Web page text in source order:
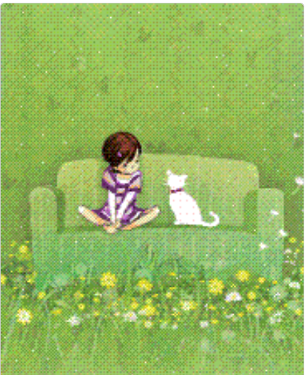
6132
66